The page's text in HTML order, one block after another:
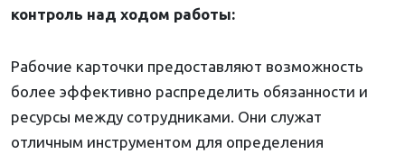
контроль над ходом работы:
Рабочие карточки предоставляют возможность
более эффективно распределить обязанности и
ресурсы между сотрудниками. Они служат
отличным инструментом для определения